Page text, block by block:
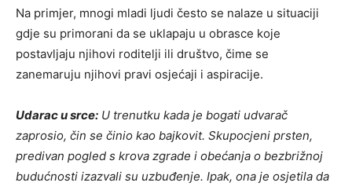
Na primjer, mnogi mladi ljudi često se nalaze u situaciji
gdje su primorani da se uklapaju u obrasce koje
postavljaju njihovi roditelji ili društvo, čime se
zanemaruju njihovi pravi osjećaji i aspiracije.
Udarac u srce: U trenutku kada je bogati udvarač
zaprosio, čin se činio kao bajkovit. Skupocjeni prsten,
predivan pogled s krova zgrade i obećanja o bezbrižnoj
budućnosti izazvali su uzbuđenje. Ipak, ona je osjetila da